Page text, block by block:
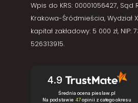
Wpis do KRS: 00001056427,
Krakowa-Śródmieścia, Wydział
kapitał zakładowy: 5 000 zł, NIP:
526313915.
4.9
Średnia ocena pieslaw.pl
Na podstawie 47opinii z całego okresu